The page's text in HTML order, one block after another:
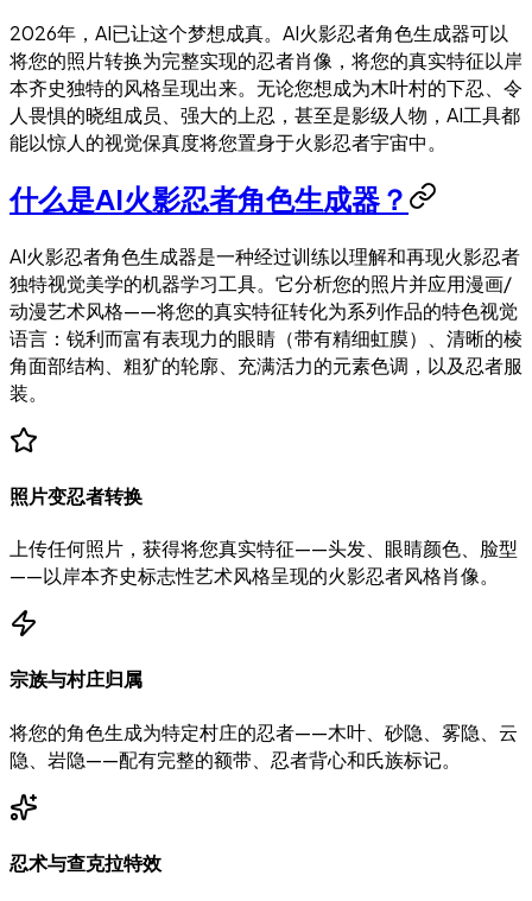
2026年，AI已让这个梦想成真。AI火影忍者角色生成器可以
将您的照片转换为完整实现的忍者肖像，将您的真实特征以岸
本齐史独特的风格呈现出来。无论您想成为木叶村的下忍、令
人畏惧的晓组成员、强大的上忍，甚至是影级人物，AI工具都
能以惊人的视觉保真度将您置身于火影忍者宇宙中。
什么是AI火影忍者角色生成器？
AI火影忍者角色生成器是一种经过训练以理解和再现火影忍者
独特视觉美学的机器学习工具。它分析您的照片并应用漫画/
动漫艺术风格——将您的真实特征转化为系列作品的特色视觉
语言：锐利而富有表现力的眼睛（带有精细虹膜）、清晰的棱
角面部结构、粗犷的轮廓、充满活力的元素色调，以及忍者服
装。
照片变忍者转换
上传任何照片，获得将您真实特征——头发、眼睛颜色、脸型
——以岸本齐史标志性艺术风格呈现的火影忍者风格肖像。
宗族与村庄归属
将您的角色生成为特定村庄的忍者——木叶、砂隐、雾隐、云
隐、岩隐——配有完整的额带、忍者背心和氏族标记。
忍术与查克拉特效